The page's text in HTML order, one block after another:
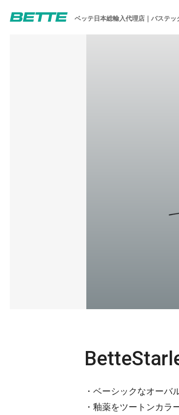
ベッテ日本総輸入代理店｜バステッ
・ベーシックなオーバ
・釉薬をツートンカラ